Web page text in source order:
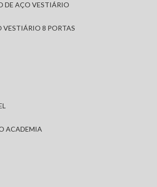
DE AÇO VESTIÁRIO
VESTIÁRIO 8 PORTAS
ACADEMIA